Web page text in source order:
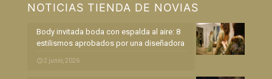
NOTICIAS TIENDA DE NOVIAS
Body invitada boda con espalda al aire: 8
estilismos aprobados por una diseñadora
2 junio, 2026